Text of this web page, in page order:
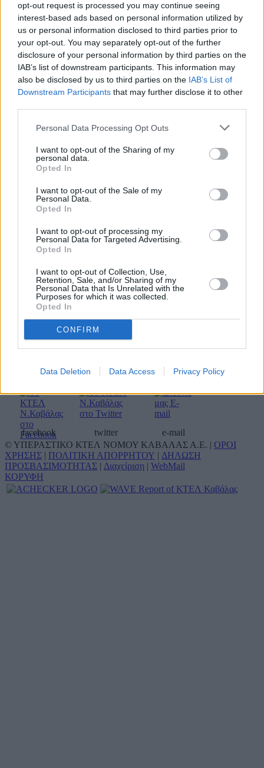
opt-out request is processed you may continue seeing
interest-based ads based on personal information utilized by
us or personal information disclosed to third parties prior to
your opt-out. You may separately opt-out of the further
disclosure of your personal information by third parties on the
IAB’s list of downstream participants. This information may
also be disclosed by us to third parties on the IAB’s List of
Downstream Participants that may further disclose it to other
Personal Data Processing Opt Outs
I want to opt-out of the Sharing of my
personal data.
Opted In
I want to opt-out of the Sale of my
Personal Data.
Opted In
I want to opt-out of processing my
Personal Data for Targeted Advertising.
Opted In
I want to opt-out of Collection, Use,
Retention, Sale, and/or Sharing of my
Personal Data that Is Unrelated with the
Purposes for which it was collected.
Opted In
CONFIRM
Data Deletion Data Access Privacy Policy
ΔΡΟΜΟΛΟΓΙΑ ΓΙΑ ΑΡΧΑΙΟ ΘΕΑΤΡΟ ΦΙΛΙΠΠΩΝ
ΙΟΥΛΙΟΣ - ΑΥΓΟΥΣΤΟΣ - ΣΕΠΤΕΜΒΡΙΟΣ 2026 ΩΡΑ
ΑΝΑΧΩΡΗΣΗ ΑΠΟ ΤΟ ΚΤΕΛ ΚΑΒΑΛΑΣΕΠΙΣΤΡΟΦΗ
ΑΠΟ ΑΡΧΑΙΟ ΘΕΑΤΡΟ ΦΙΛΙΠΠΩΝ 20…
ΠΕΡΙΣΣΟΤΕΡΑ
1
Τηλέφωνα επικοινωνίας
(ΔΡΟΜΟΛΟΓΙΑ &
ΠΛΗΡΟΦΟΡΙΕΣ)
2510223593
Σταθμαρχείο Χρυσούπολης
25910 22415
Σταθμαρχείο Ελευθερούπολης
Σταθμαρχείο Αθηνών
210 5129407
Σταθμαρχείο Θεσσαλονίκης
2310 595422
Αποθήκη δεμάτων Θεσ/κης
2310 595476
Τουριστικό γραφείο ΚΤΕΛ
Καβάλας Α.Ε. (Οργανωμένα
ταξίδια & μίσθωση
πούλμαν)
2510 833744
Κοινωνικά δίκτυα
facebook twitter
e-mail
© ΥΠΕΡΑΣΤΙΚΟ ΚΤΕΛ ΝΟΜΟΥ ΚΑΒΑΛΑΣ Α.Ε. | ΟΡΟΙ
ΧΡΗΣΗΣ | ΠΟΛΙΤΙΚΗ ΑΠΟΡΡΗΤΟΥ | ΔΗΛΩΣΗ
ΠΡΟΣΒΑΣΙΜΟΤΗΤΑΣ | Διαχείριση | WebMail
ΚΟΡΥΦΗ